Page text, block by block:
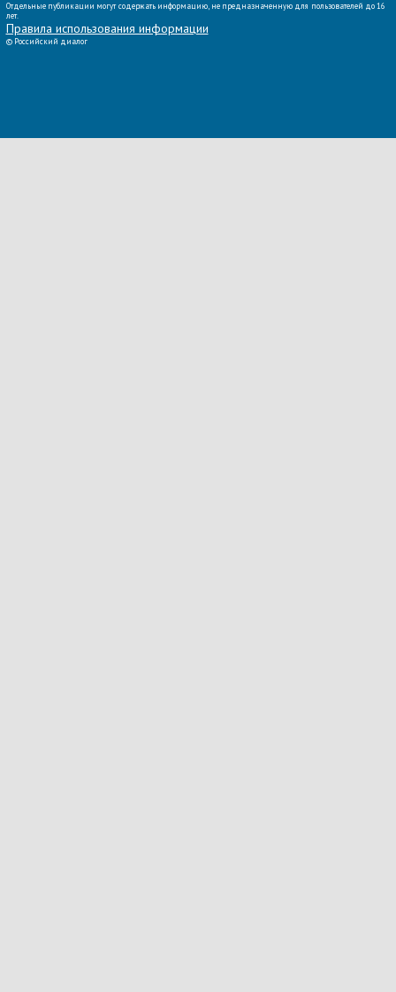
Отдельные публикации могут содержать информацию, не предназначенную для пользователей до 16
лет.
Правила использования информации
© Российский диалог